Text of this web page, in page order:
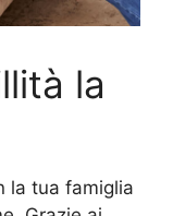
la
la tua famiglia